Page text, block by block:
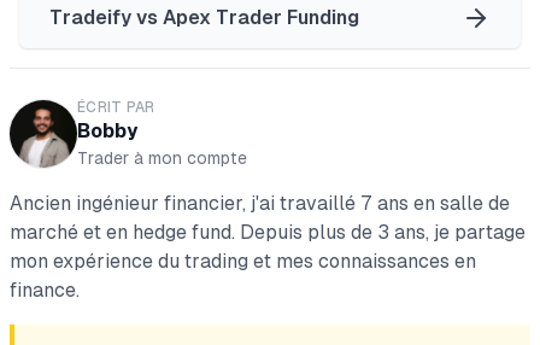
Tradeify vs Apex Trader Funding
ÉCRIT PAR
Bobby
Trader à mon compte
Ancien ingénieur financier, j'ai travaillé 7 ans en salle de
marché et en hedge fund. Depuis plus de 3 ans, je partage
mon expérience du trading et mes connaissances en
finance.